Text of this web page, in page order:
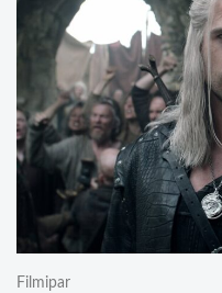
Filmipar